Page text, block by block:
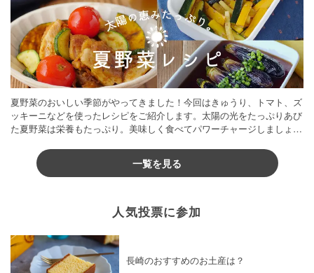
夏野菜のおいしい季節がやってきました！今回はきゅうり、トマト、ズ
ッキーニなどを使ったレシピをご紹介します。太陽の光をたっぷりあび
た夏野菜は栄養もたっぷり。美味しく食べてパワーチャージしましょう
一覧を見る
人気投票に参加
長崎のおすすめのお土産は？